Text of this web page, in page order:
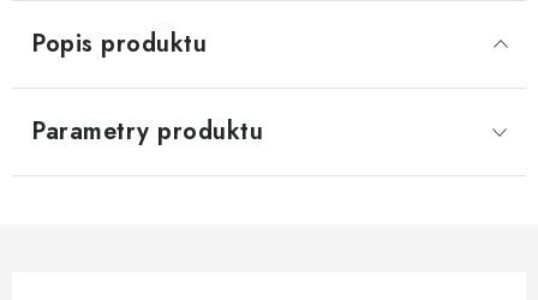
Popis produktu
Parametry produktu